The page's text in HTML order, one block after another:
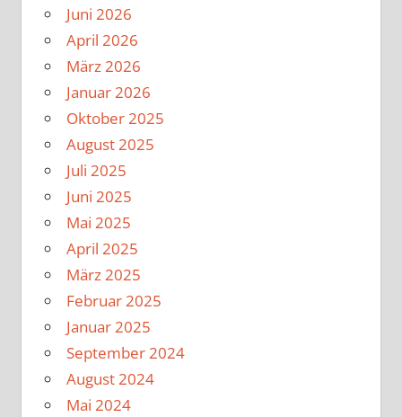
Juni 2026
April 2026
März 2026
Januar 2026
Oktober 2025
August 2025
Juli 2025
Juni 2025
Mai 2025
April 2025
März 2025
Februar 2025
Januar 2025
September 2024
August 2024
Mai 2024